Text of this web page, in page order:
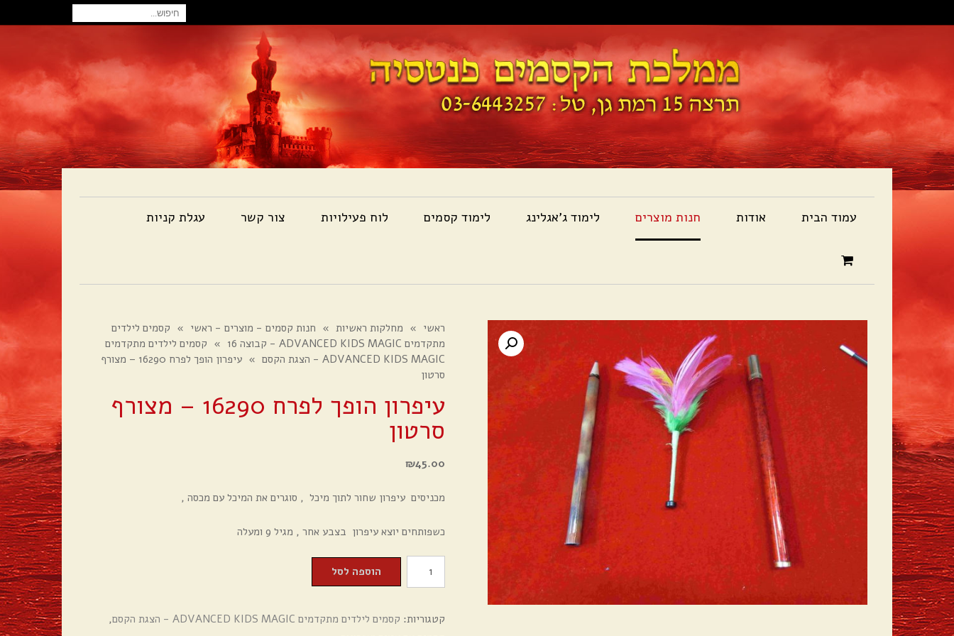
חיפוש
עמוד הבית אודות חנות מוצרים לימוד ג'אגלינג לימוד קסמים לוח פעילויות צור קשר עגלת קניות
ראשי » מחלקות ראשיות » חנות קסמים - מוצרים - ראשי » קסמים לילדים
מתקדמים ADVANCED KIDS MAGIC - קבוצה 16
» קסמים לילדים מתקדמים
ADVANCED KIDS MAGIC - הצגת הקסם
»
עיפרון הופך לפרח 16290 – מצורף
סרטון
עיפרון הופך לפרח 16290 – מצורף
סרטון
₪45.00
מכניסים עיפרון שחור לתוך מיכל , סוגרים את המיכל עם מכסה ,
כשפותחים יוצא עיפרון בצבע אחר , מגיל 9 ומעלה
של
הופך
הוספה לסל
קטגוריות: קסמים לילדים מתקדמים ADVANCED KIDS MAGIC - הצגת הקסם
,